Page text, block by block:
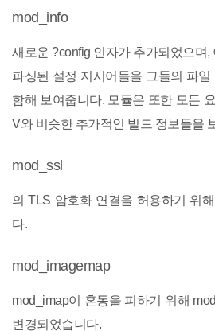
mod_info
새로운 ?config 인자가 추가되었으며,
파싱된 설정 지시어들을 그들의 파
함해 보여줍니다. 모듈은 또한 모든
V와 비슷한 추가적인 빌드 정보들을
mod_ssl
의 TLS 암호화 연결을 허용하기 위
다.
mod_imagemap
mod_imap이 혼동을 피하기 위해
변경되었습니다.